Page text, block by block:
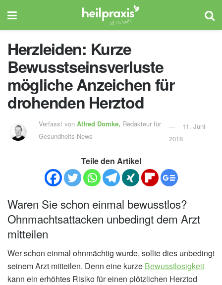
Herzleiden: Kurze
Bewusstseinsverluste
mögliche Anzeichen für
drohenden Herztod
Verfasst von Alfred Domke, Redakteur für
Gesundheits-News
11. Juni
2018
Teile den Artikel
Waren Sie schon einmal bewusstlos?
Ohnmachtsattacken unbedingt dem Arzt
mitteilen
Wer schon einmal ohnmächtig wurde, sollte dies unbedingt
seinem Arzt mitteilen. Denn eine kurze Bewusstlosigkeit
kann ein erhöhtes Risiko für einen plötzlichen Herztod